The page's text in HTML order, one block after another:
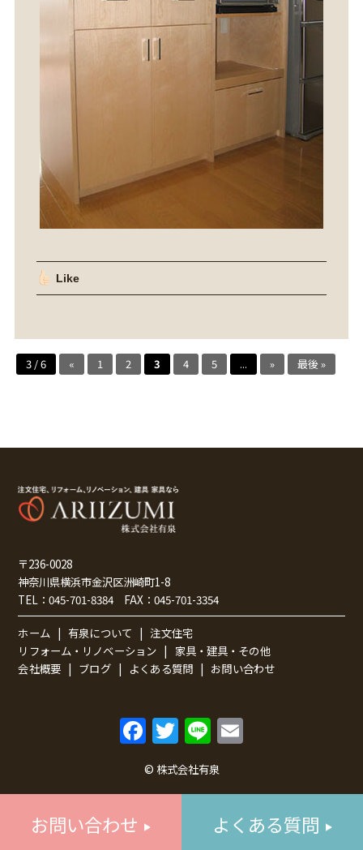
お問い合わせ よくある質問
Like
3 / 6 « 1 2 3 4 5 ... » 最後 »
〒236-0028
神奈川県横浜市金沢区洲崎町1-8
TEL：045-701-8384 FAX：045-701-3354
ホーム 有泉について
注文住宅
リフォーム・リノベーション
家具・建具・その他
会社概要
ブログ よくある質問 お問い合わせ
F
a
c
T
w
itt
Li
n
e
l
© 株式会社有泉